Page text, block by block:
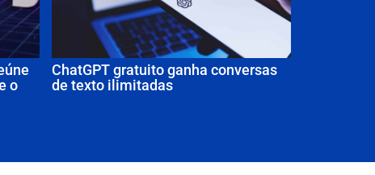
o
ChatGPT gratuito ganha conversas
de texto ilimitadas